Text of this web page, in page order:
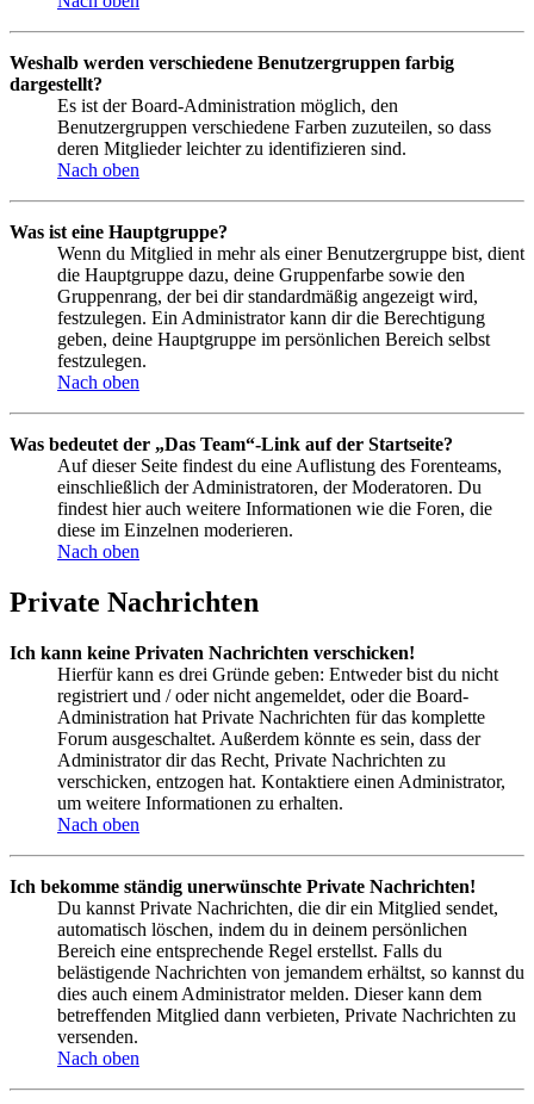
Weshalb werden verschiedene Benutzergruppen farbig
dargestellt?
Es ist der Board-Administration möglich, den
Benutzergruppen verschiedene Farben zuzuteilen, so dass
deren Mitglieder leichter zu identifizieren sind.
Nach oben
Was ist eine Hauptgruppe?
Wenn du Mitglied in mehr als einer Benutzergruppe bist, dient
die Hauptgruppe dazu, deine Gruppenfarbe sowie den
Gruppenrang, der bei dir standardmäßig angezeigt wird,
festzulegen. Ein Administrator kann dir die Berechtigung
geben, deine Hauptgruppe im persönlichen Bereich selbst
festzulegen.
Nach oben
Was bedeutet der „Das Team“-Link auf der Startseite?
Auf dieser Seite findest du eine Auflistung des Forenteams,
einschließlich der Administratoren, der Moderatoren. Du
findest hier auch weitere Informationen wie die Foren, die
diese im Einzelnen moderieren.
Nach oben
Private Nachrichten
Ich kann keine Privaten Nachrichten verschicken!
Hierfür kann es drei Gründe geben: Entweder bist du nicht
registriert und / oder nicht angemeldet, oder die Board-
Administration hat Private Nachrichten für das komplette
Forum ausgeschaltet. Außerdem könnte es sein, dass der
Administrator dir das Recht, Private Nachrichten zu
verschicken, entzogen hat. Kontaktiere einen Administrator,
um weitere Informationen zu erhalten.
Nach oben
Ich bekomme ständig unerwünschte Private Nachrichten!
Du kannst Private Nachrichten, die dir ein Mitglied sendet,
automatisch löschen, indem du in deinem persönlichen
Bereich eine entsprechende Regel erstellst. Falls du
belästigende Nachrichten von jemandem erhältst, so kannst du
dies auch einem Administrator melden. Dieser kann dem
betreffenden Mitglied dann verbieten, Private Nachrichten zu
versenden.
Nach oben